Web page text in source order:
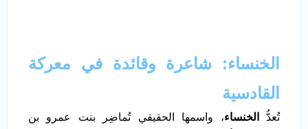
الخنساء: شاعرة وقائدة في معركة
القادسية
تُعدُّ الخنساء، واسمها الحقيقي تُماضِر بنت عمرو بن